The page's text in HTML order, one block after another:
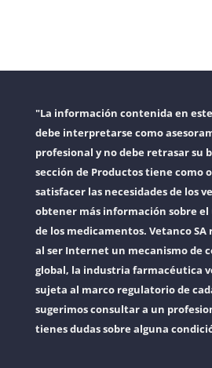
"La información contenida en
debe interpretarse como
profesional y no debe retrasar su
sección de Productos tiene como
satisfacer las necesidades de los
obtener más información sobre el
de los medicamentos. Vetanco SA
al ser Internet un mecanismo de
global, la industria farmacéutica
sujeta al marco regulatorio de
sugerimos consultar a un
tienes dudas sobre alguna